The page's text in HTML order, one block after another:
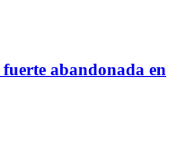
abandonada en